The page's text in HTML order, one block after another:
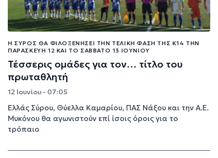
Η ΣΎΡΟΣ ΘΑ ΦΙΛΟΞΕΝΉΣΕΙ ΤΗΝ ΤΕΛΙΚΉ ΦΆΣΗ ΤΗΣ Κ14 ΤΗΝ
ΠΑΡΑΣΚΕΥΉ 12 ΚΑΙ ΤΟ ΣΆΒΒΑΤΟ 13 ΙΟΥΝΊΟΥ
Τέσσερις ομάδες για τον… τίτλο του
πρωταθλητή
12 Ιουνίου - 07:05
Ελλάς Σύρου, Θύελλα Καμαρίου, ΠΑΣ Νάξου και την Α.Ε.
Μυκόνου θα αγωνιστούν επί ίσοις όροις για το
τρόπαιο